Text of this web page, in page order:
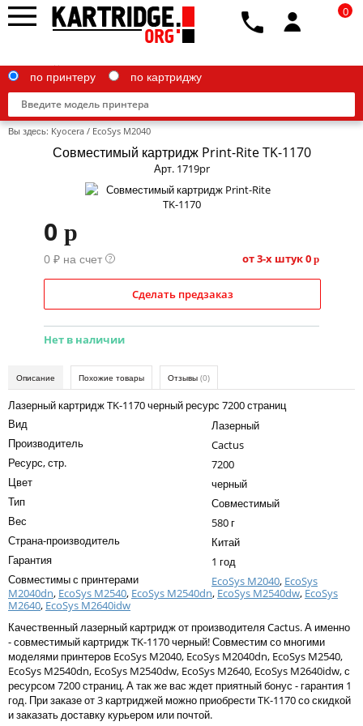
Canon
Epson
IBM
Kodak
Konica Minolta
Lexmark
Ricoh
Sharp
Toshiba
Xerox
Для франкировальной машины
Ленточные картриджи
по принтеру по картриджу
0
Вы здесь: Kyocera / EcoSys M2040
Совместимый картридж Print-Rite TK-1170
Арт. 1719pr
0 p
0 ₽ на счет ? от 3-х штук0 p
Сделать предзаказ
Нет в наличии
Описание Похожие товары Отзывы (0)
Лазерный картридж TK-1170 черный ресурс 7200 страниц
Вид
Лазерный
Производитель
Cactus
Ресурс, стр.
7200
Цвет
черный
Тип
Совместимый
Вес
580 г
Страна-производитель
Китай
Гарантия
1 год
Совместимы с принтерами
EcoSys M2040, EcoSys
M2040dn, EcoSys M2540, EcoSys M2540dn, EcoSys M2540dw, EcoSys
M2640, EcoSys M2640idw
Качественный лазерный картридж от производителя Cactus. А именно
- совместимый картридж TK-1170 черный! Совместим со многими
моделями принтеров EcoSys M2040, EcoSys M2040dn, EcoSys M2540,
EcoSys M2540dn, EcoSys M2540dw, EcoSys M2640, EcoSys M2640idw, с
ресурсом 7200 страниц. А так же вас ждет приятный бонус - гарантия 1
год. При заказе от 3 картриджей можно приобрести TK-1170 со скидкой
и заказать доставку курьером или почтой.